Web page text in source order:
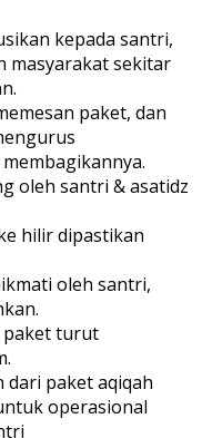
kepada santri,
masyarakat sekitar
paket, dan
oleh santri & asatidz
hilir dipastikan
oleh santri,
paket turut
dari paket aqiqah
operasional